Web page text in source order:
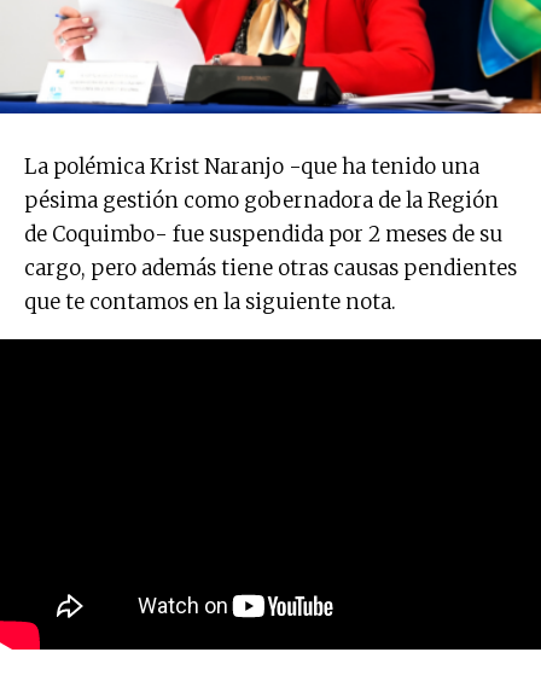
La polémica Krist Naranjo -que ha tenido una
pésima gestión como gobernadora de la Región
de Coquimbo- fue suspendida por 2 meses de su
cargo, pero además tiene otras causas pendientes
que te contamos en la siguiente nota.